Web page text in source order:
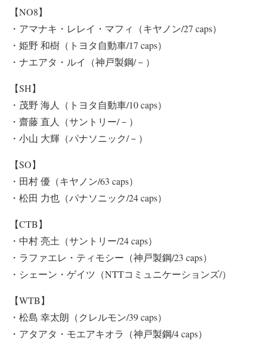
【NO8】
・アマナキ・レレイ・マフィ（キヤノン/27 caps）
・姫野 和樹（トヨタ自動車/17 caps）
・ナエアタ・ルイ（神戸製鋼/－）
【SH】
・茂野 海人（トヨタ自動車/10 caps）
・齋藤 直人（サントリー/－）
・小山 大輝（パナソニック/－）
【SO】
・田村 優（キヤノン/63 caps）
・松田 力也（パナソニック/24 caps）
【CTB】
・中村 亮土（サントリー/24 caps）
・ラファエレ・ティモシー（神戸製鋼/23 caps）
・シェーン・ゲイツ（NTTコミュニケーションズ/）
【WTB】
・松島 幸太朗（クレルモン/39 caps）
・アタアタ・モエアキオラ（神戸製鋼/4 caps）